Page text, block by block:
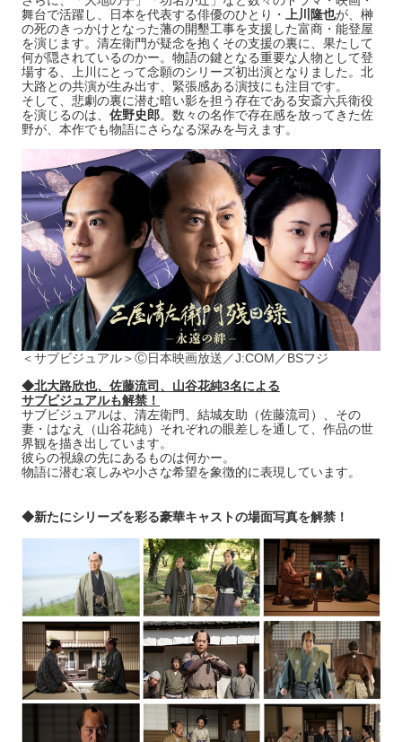
舞台で活躍し、日本を代表する俳優のひとり・
上川隆也が、榊
の死のきっかけとなった藩の開墾工事を支援した富商・能登屋
を演じます。清左衛門が疑念を抱くその支援の裏に、果たして
何が隠されているのかー。物語の鍵となる重要な人物として登
場する、上川にとって念願のシリーズ初出演となりました。北
大路との共演が生み出す、緊張感ある演技にも注目です。
そして、悲劇の裏に潜む暗い影を担う存在である安斎六兵衛役
を演じるのは、 佐野史郎。数々の名作で存在感を放ってきた佐
野が、本作でも物語にさらなる深みを与えます。
＜サブビジュアル＞Ⓒ日本映画放送／J:COM／BSフジ
◆北大路欣也、佐藤流司、山谷花純3名による
サブビジュアルも解禁！
サブビジュアルは、清左衛門、結城友助（佐藤流司）、その
妻・はなえ（山谷花純）それぞれの眼差しを通して、作品の世
界観を描き出しています。
彼らの視線の先にあるものは何かー。
物語に潜む哀しみや小さな希望を象徴的に表現しています。
◆新たにシリーズを彩る豪華キャストの場面写真を解禁！